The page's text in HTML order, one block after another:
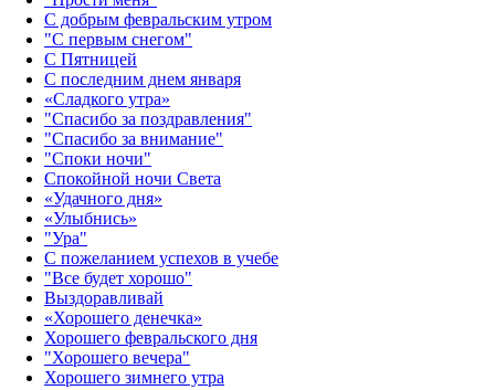
С добрым февральским утром
"С первым снегом"
С Пятницей
С последним днем января
«Сладкого утра»‎
"Спасибо за поздравления"
"Спасибо за внимание"
"Споки ночи"
Спокойной ночи Света
«Удачного дня»‎
«Улыбнись»‎
"Ура"
С пожеланием успехов в учебе
"Все будет хорошо"
Выздоравливай
«‎Хорошего денечка»‎
Хорошего февральского дня
"Хорошего вечера"
Хорошего зимнего утра